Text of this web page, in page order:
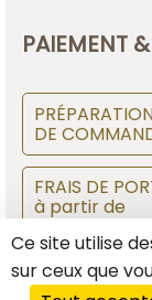
PAIEMENT
DE
FRAIS DE
à partir de
SUIVI DE
Ce site utilise
sur ceux que